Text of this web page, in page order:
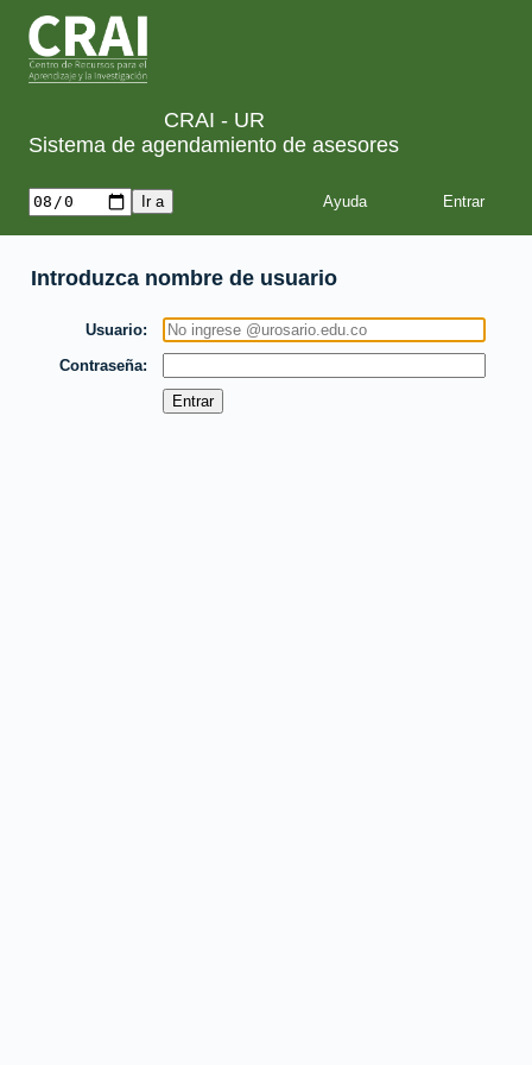
CRAI - UR
Sistema de agendamiento de asesores
Ayuda
Introduzca nombre de usuario
Usuario
Contraseña